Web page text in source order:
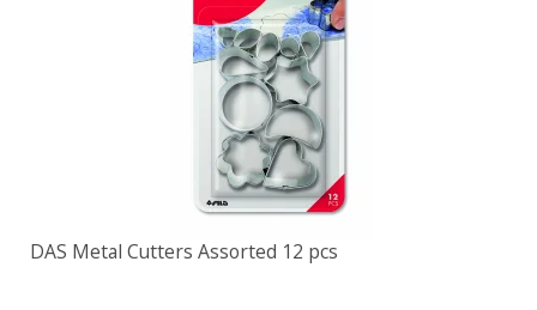
DAS Metal Cutters Assorted 12 pcs